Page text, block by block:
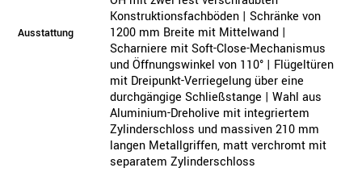
Ausstattung
Konstruktionsfachböden | Schränke von
1200 mm Breite mit Mittelwand |
Scharniere mit Soft-Close-Mechanismus
und Öffnungswinkel von 110° | Flügeltüren
mit Dreipunkt-Verriegelung über eine
durchgängige Schließstange | Wahl aus
Aluminium-Dreholive mit integriertem
Zylinderschloss und massiven 210 mm
langen Metallgriffen, matt verchromt mit
separatem Zylinderschloss